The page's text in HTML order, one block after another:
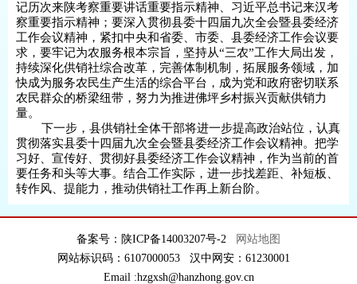
记历次来陕考察重要讲话重要指示精神、习近平总书记来汉考
察重要指示精神；要深入贯彻县委十四届九次全会暨县委经济
工作会议精神，紧扣中央和省委、市委、县委经济工作会议要
求，要牢记为农服务根本宗旨，坚持从“三农”工作大局出发，
持续深化供销社综合改革，完善体制机制，拓展服务领域，加
快成为服务农民生产生活的综合平台，成为党和政府密切联系
农民群众的桥梁纽带，努力为推进佛坪乡村振兴贡献供销力
量。
下一步，县供销社全体干部将进一步提高政治站位，认真
贯彻落实县委十四届九次全会暨县委经济工作会议精神。把学
习好、宣传好、贯彻好县委经济工作会议精神，作为当前的首
要任务和头等大事。结合工作实际，进一步找差距、补短板、
转作风、提能力，推动供销社工作再上新台阶。
备案号：陕ICP备14003207号-2
网站地图
网站标识码：6107000053 汉中网安：61230001
Email :hzgxsh@hanzhong.gov.cn